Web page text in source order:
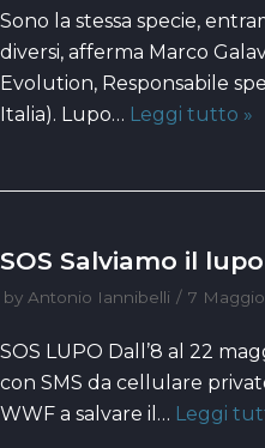
Sono la stessa specie,
diversi, afferma Marco
Evolution, Responsabile
Italia). Lupo… Leggi tutto »
SOS Salviamo il
by Antonio Iannibelli 7
SOS LUPO Dall’8 al 22
con SMS da cellulare
WWF a salvare il… Leggi